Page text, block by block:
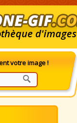
d'images
votre image !